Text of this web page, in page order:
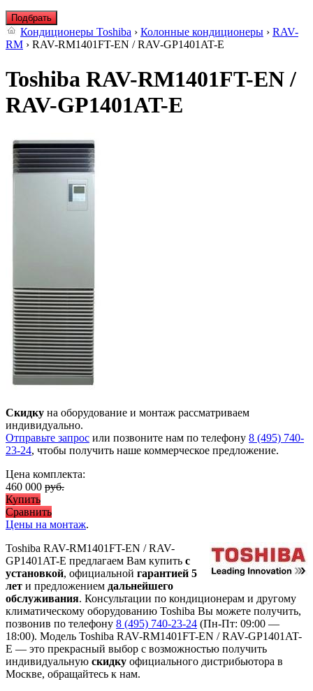
Подбрать
Кондиционеры Toshiba › Колонные кондиционеры › RAV-
RM › RAV-RM1401FT-EN / RAV-GP1401AT-E
Toshiba RAV-RM1401FT-EN /
RAV-GP1401AT-E
Скидку на оборудование и монтаж рассматриваем
индивидуально.
Отправьте запрос или позвоните нам по телефону 8 (495) 740-
23-24, чтобы получить наше коммерческое предложение.
Цена комплекта:
460 000 руб.
Купить
Сравнить
Цены на монтаж.
Toshiba RAV-RM1401FT-EN / RAV-
GP1401AT-E предлагаем Вам купить с
установкой, официальной гарантией 5
лет и предложением дальнейшего
обслуживания. Консультации по кондиционерам и другому
климатическому оборудованию Toshiba Вы можете получить,
позвонив по телефону 8 (495) 740-23-24 (Пн-Пт: 09:00 —
18:00). Модель Toshiba RAV-RM1401FT-EN / RAV-GP1401AT-
E — это прекрасный выбор с возможностью получить
индивидуальную скидку официального дистрибьютора в
Москве, обращайтесь к нам.